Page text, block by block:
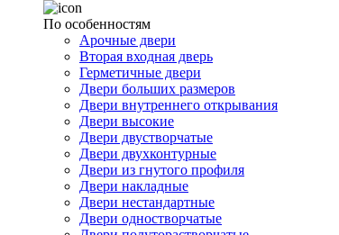
По особенностям
Арочные двери
Вторая входная дверь
Герметичные двери
Двери больших размеров
Двери внутреннего открывания
Двери высокие
Двери двустворчатые
Двери двухконтурные
Двери из гнутого профиля
Двери накладные
Двери нестандартные
Двери одностворчатые